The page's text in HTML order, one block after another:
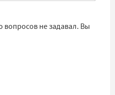
вопросов не задавал. Вы